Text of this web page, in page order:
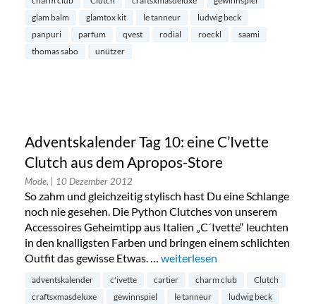
glam balm
glamtox kit le tanneur
ludwig beck
panpuri
parfum qvest rodial roeckl
saami
thomas sabo
unützer
Adventskalender Tag 10: eine C’Ivette
Clutch aus dem Apropos-Store
Mode, | 10 Dezember 2012
So zahm und gleichzeitig stylisch hast Du eine Schlange
noch nie gesehen. Die Python Clutches von unserem
Accessoires Geheimtipp aus Italien „C´Ivette“ leuchten
in den knalligsten Farben und bringen einem schlichten
Outfit das gewisse Etwas. … „Adventskalender Tag 10: eine
weiterlesen
adventskalender c'ivette cartier charm club
Clutch
craftsxmasdeluxe
gewinnspiel le tanneur
ludwig beck